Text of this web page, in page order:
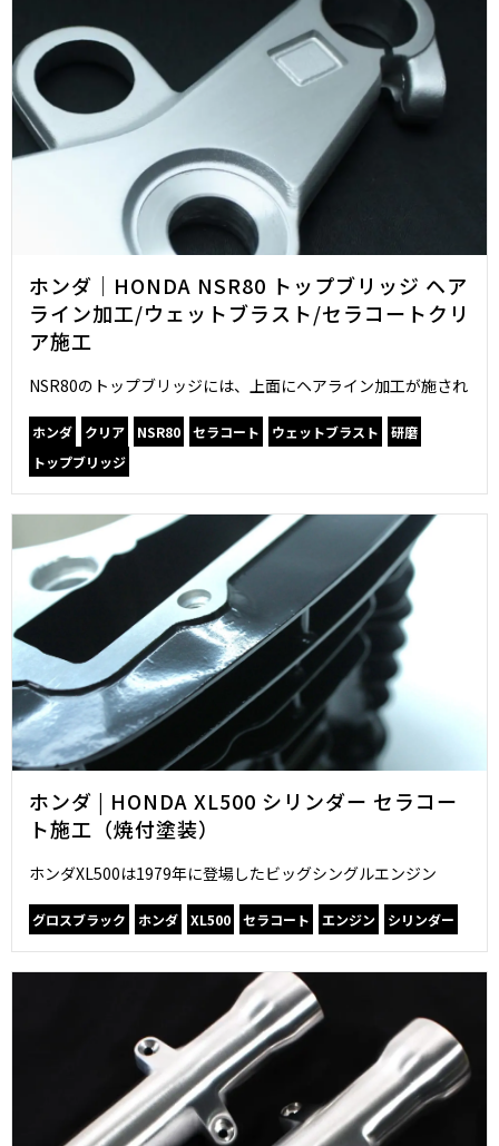
ホンダ｜HONDA NSR80 トップブリッジ ヘア
ライン加工/ウェットブラスト/セラコートクリ
ア施工
NSR80のトップブリッジには、上面にヘアライン加工が施され
ホンダ クリア NSR80 セラコート ウェットブラスト
研磨
トップブリッジ
ホンダ | HONDA XL500 シリンダー セラコー
ト施工（焼付塗装）
ホンダXL500は1979年に登場したビッグシングルエンジン
グロスブラック ホンダ XL500 セラコート エンジン シリンダー